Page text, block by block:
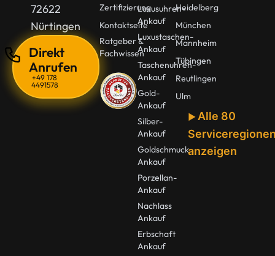
72622
Nürtingen
Direkt
Anrufen
+49 178
4491578
Zertifizierung
Kontaktseite
Ratgeber &
Fachwissen
Luxusuhren-
Ankauf
Luxustaschen-
Ankauf
Taschenuhren-
Ankauf
Gold-
Ankauf
Silber-
Ankauf
Goldschmuck
Ankauf
Porzellan-
Ankauf
Nachlass
Ankauf
Erbschaft
Ankauf
Heidelberg
München
Mannheim
Tübingen
Reutlingen
Ulm
Alle 80
anzeigen